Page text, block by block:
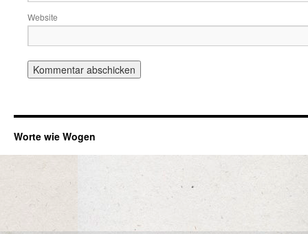
Website
Worte wie Wogen